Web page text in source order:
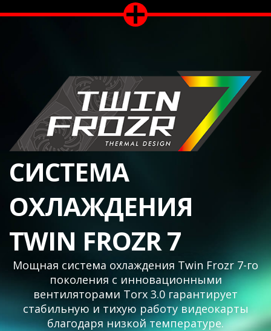
СИСТЕМА
ОХЛАЖДЕНИЯ
TWIN FROZR 7
Мощная система охлаждения Twin Frozr 7-го
поколения с инновационными
вентиляторами Torx 3.0 гарантирует
стабильную и тихую работу видеокарты
благодаря низкой температуре.